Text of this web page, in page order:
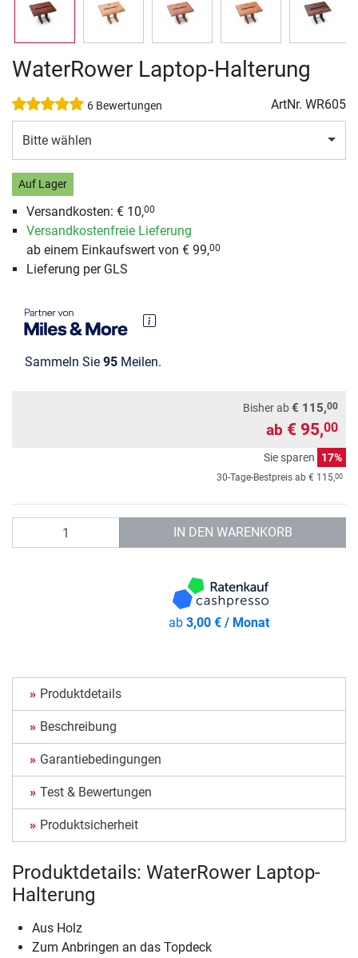
WaterRower Laptop-Halterung
6 Bewertungen ArtNr. WR605
Bitte wählen
Auf Lager
Versandkosten: € 10,00
Versandkostenfreie Lieferung
ab einem Einkaufswert von € 99,00
Lieferung per GLS
Sammeln Sie 95 Meilen.
Bisher ab€ 115,00
ab € 95,00
Sie sparen 17%
30-Tage-Bestpreis ab € 115,00
IN DEN WARENKORB
ab3,00 € / Monat
Produktdetails
Beschreibung
Garantiebedingungen
Test & Bewertungen
Produktsicherheit
Produktdetails: WaterRower Laptop-
Halterung
Aus Holz
Zum Anbringen an das Topdeck